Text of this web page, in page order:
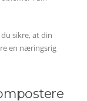
sikre, at din
en næringsrig